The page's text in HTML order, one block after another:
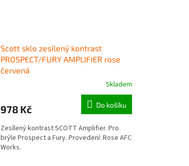
Scott sklo zesílený kontrast
PROSPECT/FURY AMPLIFIER rose
červená
Skladem
978 Kč Do košíku
Zesílený kontrast SCOTT Amplifier. Pro
brýle Prospect a Fury. Provedení: Rose AFC
Works.